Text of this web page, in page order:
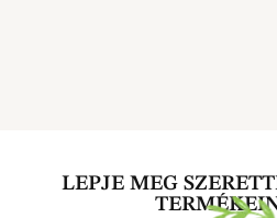
LEPJE MEG